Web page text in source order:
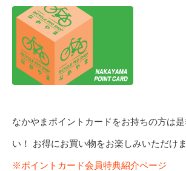
なかやまポイントカードをお持ちの方は
い！ お得にお買い物をお楽しみいただけま
※ポイントカード会員特典紹介ページ